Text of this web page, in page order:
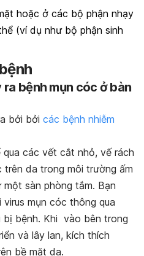
hoặc ở các bộ phận nhạy
(ví dụ như bộ phận sinh
bệnh mụn cóc ở bàn
bởi bởi các bệnh nhiễm
các vết cắt nhỏ, vế rách
trên da trong môi trường ấm
sàn phòng tắm. Bạn
mụn cóc thông qua
bệnh. Khi vào bên trong
và lây lan, kích thích
bề mặt da.